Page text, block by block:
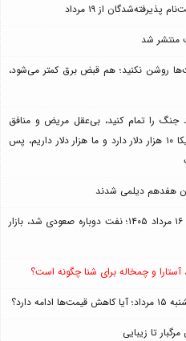
از ۱۹ مرداد
منتشر شد
روشن نکنید؛ هم قبض برق کمتر می‌شود،
جنگ را تمام کنید، بی‌عقل مریض و منافق
هستند/ این آدم بی‌عقلی که می‌گوید آمریکا ۱۰ هزار دلار دارد و ما هزار دلار داریم، پس
پیش بینی قیمت طلا، سکه و دلار جمعه ۱۶ مرداد ۱۴۰۵؛ نفت دوباره صعودی شد، بازار
و چمخاله برای شنا چگونه است؟
دارد؟
تا زیبایی